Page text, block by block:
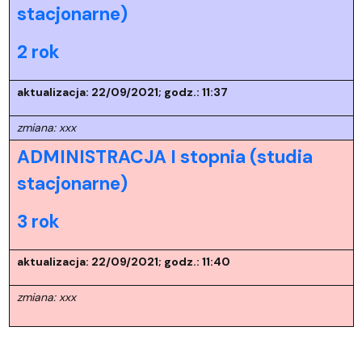
stacjonarne)
2 rok
aktualizacja: 22/09/2021; godz.: 11:37
zmiana: xxx
ADMINISTRACJA I stopnia (studia
stacjonarne)
3 rok
aktualizacja: 22/09/2021; godz.: 11:40
zmiana: xxx